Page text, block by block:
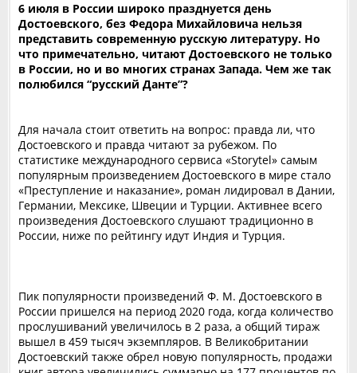
6 июля в России широко празднуется день
Достоевского, без Федора Михайловича нельзя
представить современную русскую литературу. Но
что примечательно, читают Достоевского не только
в России, но и во многих странах Запада. Чем же так
полюбился “русский Данте”?
Для начала стоит ответить на вопрос: правда ли, что
Достоевского и правда читают за рубежом. По
статистике международного сервиса «Storytel» самым
популярным произведением Достоевского в мире стало
«Преступление и наказание», роман лидировал в Дании,
Германии, Мексике, Швеции и Турции. Активнее всего
произведения Достоевского слушают традиционно в
России, ниже по рейтингу идут Индия и Турция.
Пик популярности произведений Ф. М. Достоевского в
России пришелся на период 2020 года, когда количество
прослушиваний увеличилось в 2 раза, а общий тираж
вышел в 459 тысяч экземпляров. В Великобритании
Достоевский также обрел новую популярность, продажи